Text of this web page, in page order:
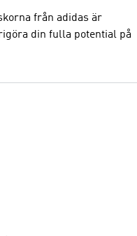
från adidas är
din fulla potential på